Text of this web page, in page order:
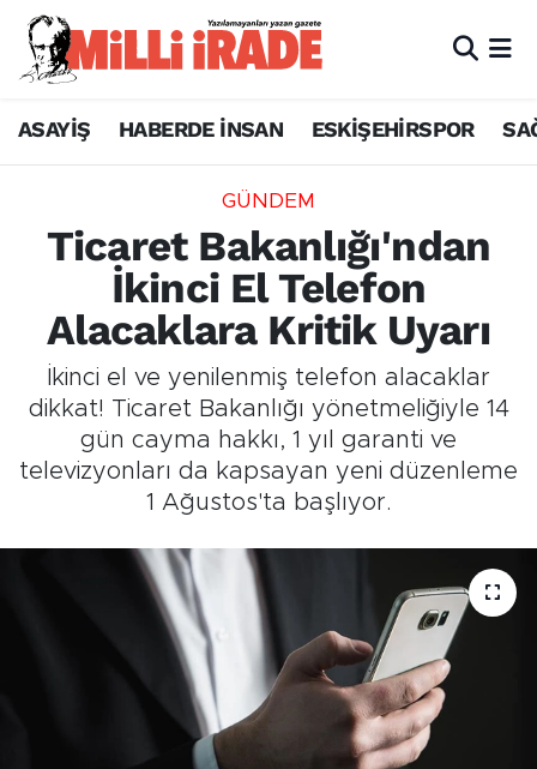
ASAYİŞ HABERDE İNSAN ESKİŞEHİRSPOR
GÜNDEM
Ticaret Bakanlığı'ndan
İkinci El Telefon
Alacaklara Kritik Uyarı
İkinci el ve yenilenmiş telefon alacaklar
dikkat! Ticaret Bakanlığı yönetmeliğiyle 14
gün cayma hakkı, 1 yıl garanti ve
televizyonları da kapsayan yeni düzenleme
1 Ağustos'ta başlıyor.